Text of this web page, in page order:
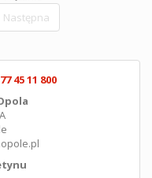
Następna
45 11 800